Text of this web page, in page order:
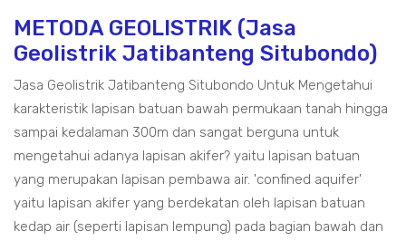
METODA GEOLISTRIK (Jasa
Geolistrik Jatibanteng Situbondo)
Jasa Geolistrik Jatibanteng Situbondo Untuk Mengetahui
karakteristik lapisan batuan bawah permukaan tanah hingga
sampai kedalaman 300m dan sangat berguna untuk
mengetahui adanya lapisan akifer? yaitu lapisan batuan
yang merupakan lapisan pembawa air. 'confined aquifer'
yaitu lapisan akifer yang berdekatan oleh lapisan batuan
kedap air (seperti lapisan lempung) pada bagian bawah dan